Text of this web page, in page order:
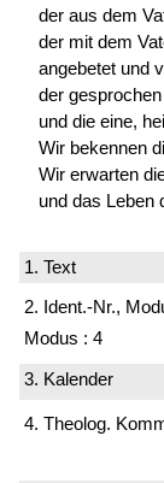
der aus dem
der mit dem
angebetet und
der
und die eine,
Wir bekennen
Wir erwarten
und das Leben
1. Text
2. Ident.-Nr.,
Modus : 4
3. Kalender
4. Theolog.